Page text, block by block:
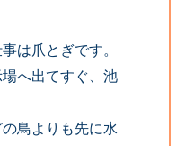
は爪とぎです。
へ出てすぐ、池
鳥よりも先に水